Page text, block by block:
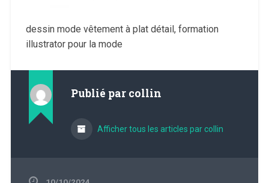
dessin mode vêtement à plat détail, formation
illustrator pour la mode
Publié par collin
Afficher tous les articles par collin